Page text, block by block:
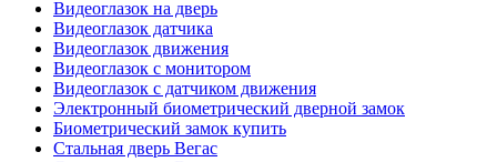
Видеоглазок на дверь
Видеоглазок датчика
Видеоглазок движения
Видеоглазок с монитором
Видеоглазок с датчиком движения
Электронный биометрический дверной замок
Биометрический замок купить
Стальная дверь Вегас